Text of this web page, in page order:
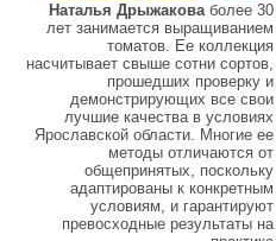
Наталья Дрыжаковаболее 30
лет занимается выращиванием
томатов. Ее коллекция
насчитывает свыше сотни сортов,
прошедших проверку и
демонстрирующих все свои
лучшие качества в условиях
Ярославской области. Многие ее
методы отличаются от
общепринятых, поскольку
адаптированы к конкретным
условиям, и гарантируют
превосходные результаты на